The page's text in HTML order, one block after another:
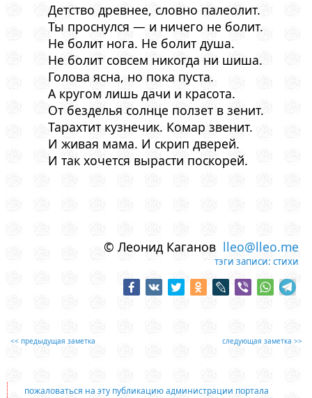
Детство древнее, словно палеолит.
Ты проснулся — и ничего не болит.
Не болит нога. Не болит душа.
Не болит совсем никогда ни шиша.
Голова ясна, но пока пуста.
А кругом лишь дачи и красота.
От безделья солнце ползет в зенит.
Тарахтит кузнечик. Комар звенит.
И живая мама. И скрип дверей.
И так хочется вырасти поскорей.
© Леонид Каганов lleo@lleo.me
тэги записи: стихи
<< предыдущая заметка следующая заметка >>
пожаловаться на эту публикацию администрации портала